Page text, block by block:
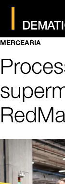
MERCEARIA